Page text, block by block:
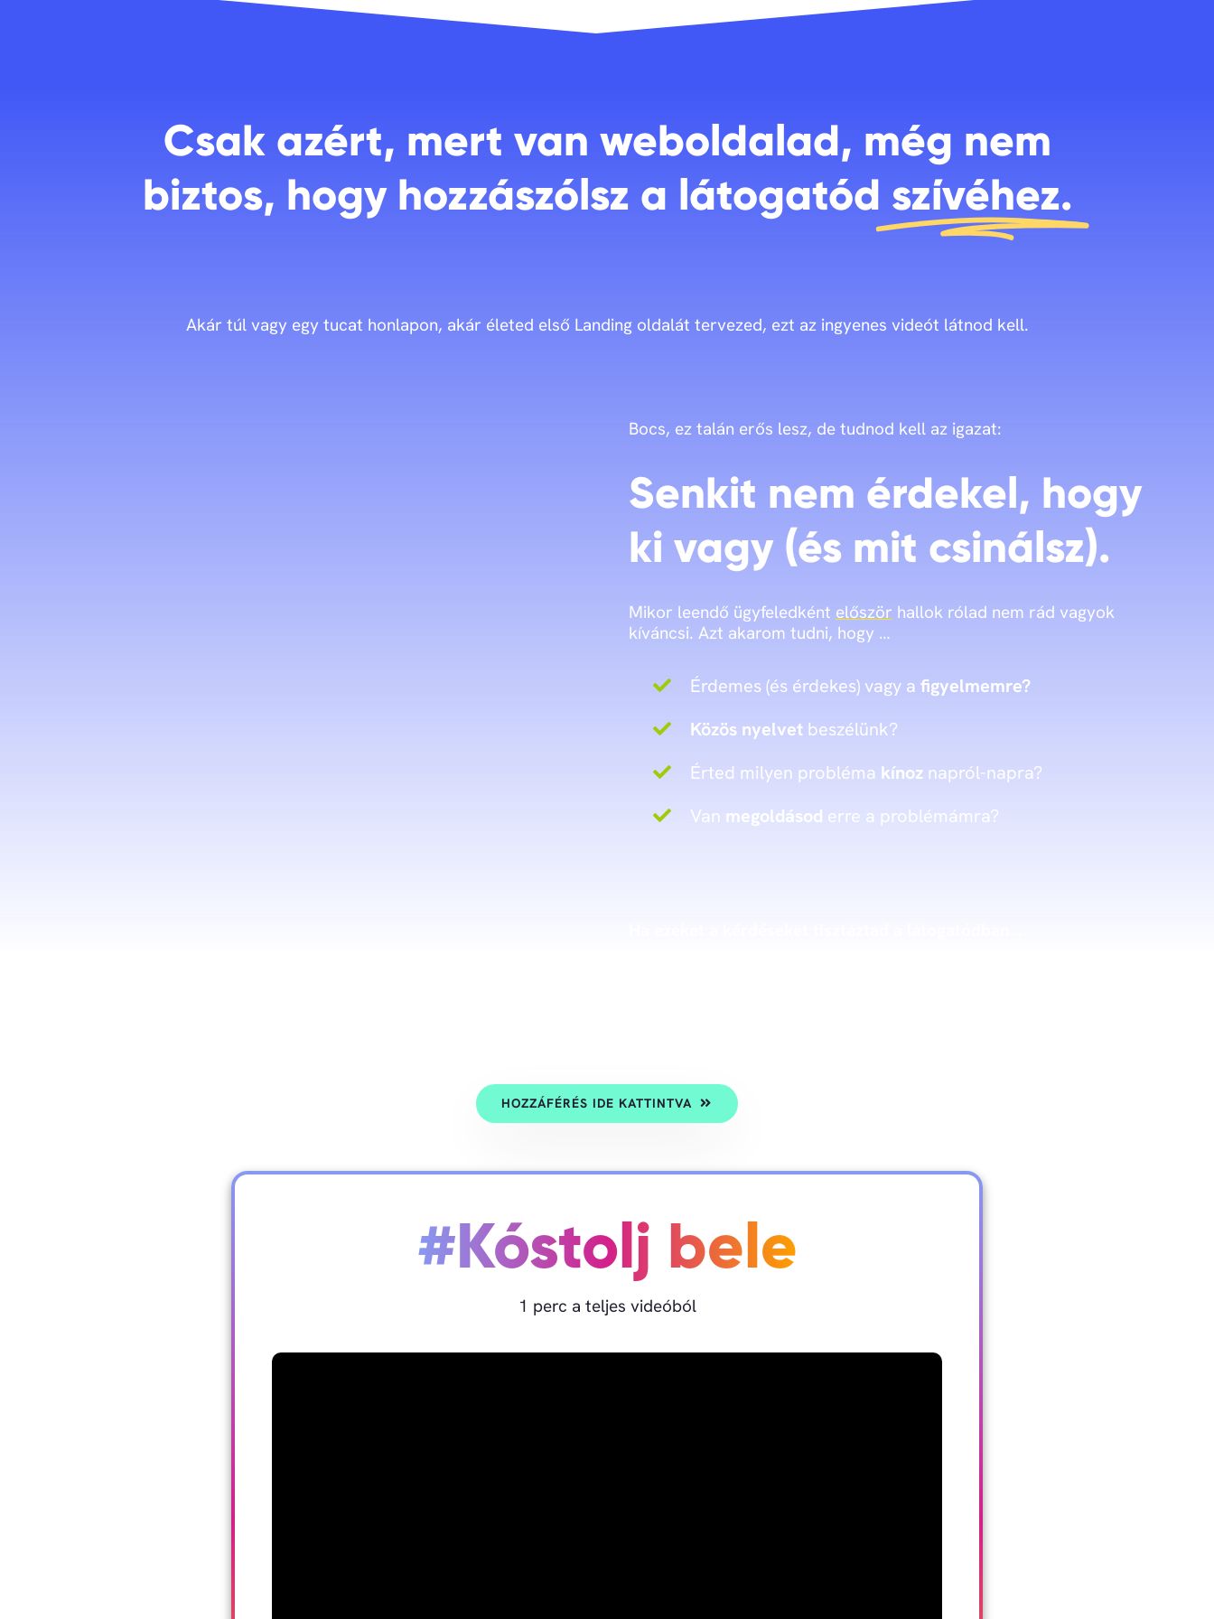
Csak azért, mert van weboldalad, még nem
biztos, hogy hozzászólsz a látogatód szívéhez.
Akár túl vagy egy tucat honlapon, akár életed első Landing oldalát tervezed, ezt az ingyenes videót látnod kell.
Bocs, ez talán erős lesz, de tudnod kell az igazat:
Senkit nem érdekel, hogy
ki vagy (és mit csinálsz).
Mikor leendő ügyfeledként először hallok rólad nem rád vagyok
kíváncsi. Azt akarom tudni, hogy …
Érdemes (és érdekes) vagy a figyelmemre?
Közös nyelvetbeszélünk?
Érted milyen probléma kínoznapról-napra?
Van megoldásod erre a problémámra?
HOZZÁFÉRÉS IDE KATTINTVA
#Kóstolj bele
1 perc a teljes videóból